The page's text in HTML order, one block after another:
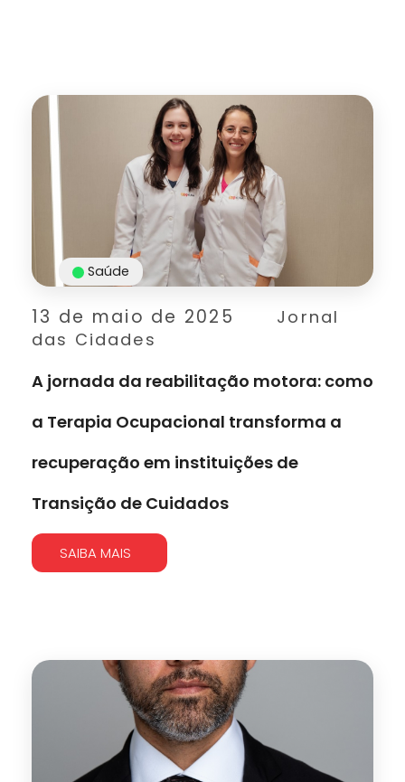
13 de maio de 2025
Jornal
das Cidades
Saúde
A jornada da reabilitação motora: como
a Terapia Ocupacional transforma a
recuperação em instituições de
Transição de Cuidados
SAIBA MAIS